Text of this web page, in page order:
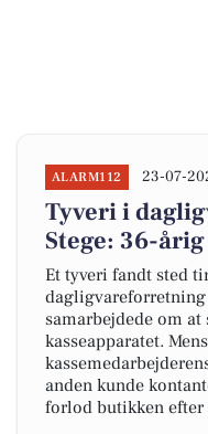
ALARM112 23-07-
Tyveri i
Stege: 36-
Et tyveri fandt sted
dagligvareforretning
samarbejdede om
kasseapparatet.
anden kunde
forlod butikken efter